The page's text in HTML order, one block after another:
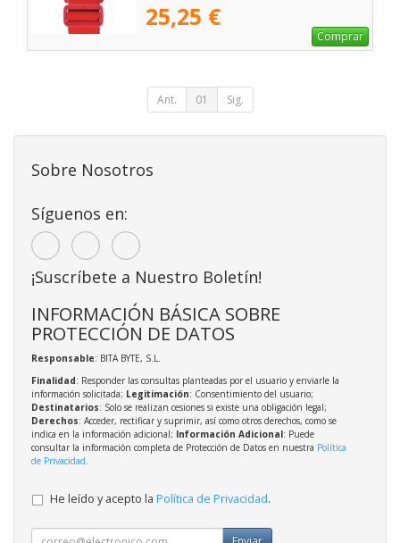
25,25 €
Comprar
Ant. 01 Sig.
Sobre Nosotros
Síguenos en:
¡Suscríbete a Nuestro Boletín!
INFORMACIÓN BÁSICA SOBRE
PROTECCIÓN DE DATOS
Responsable: BITA BYTE, S.L.
Finalidad: Responder las consultas planteadas por el usuario y enviarle la
información solicitada; Legitimación: Consentimiento del usuario;
Destinatarios: Solo se realizan cesiones si existe una obligación legal;
Derechos: Acceder, rectificar y suprimir, así como otros derechos, como se
indica en la información adicional; Información Adicional: Puede
consultar la información completa de Protección de Datos en nuestra Política
de Privacidad.
He leído y acepto la Política de Privacidad.